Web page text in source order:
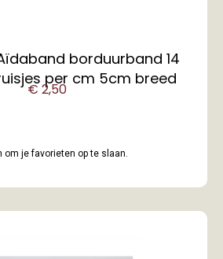
borduurband 14
per cm 5cm breed
€2,50
om je favorieten op te slaan.